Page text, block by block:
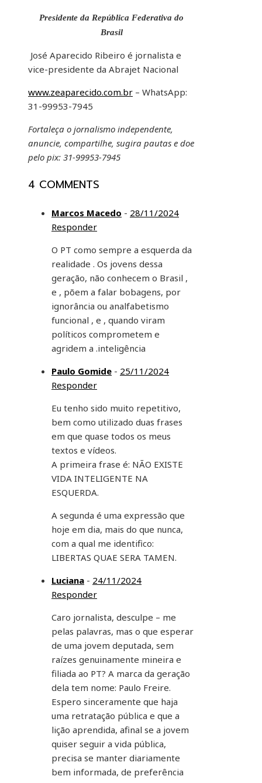
Presidente da República Federativa do
Brasil
José Aparecido Ribeiro é jornalista e
vice-presidente da Abrajet Nacional
www.zeaparecido.com.br – WhatsApp:
31-99953-7945
Fortaleça o jornalismo independente,
anuncie, compartilhe, sugira pautas e doe
pelo pix: 31-99953-7945
4 COMMENTS
Marcos Macedo - 28/11/2024
Responder
O PT como sempre a esquerda da
realidade . Os jovens dessa
geração, não conhecem o Brasil ,
e , põem a falar bobagens, por
ignorância ou analfabetismo
funcional , e , quando viram
políticos comprometem e
agridem a .inteligência
Paulo Gomide - 25/11/2024
Responder
Eu tenho sido muito repetitivo,
bem como utilizado duas frases
em que quase todos os meus
textos e vídeos.
A primeira frase é: NÃO EXISTE
VIDA INTELIGENTE NA
ESQUERDA.
A segunda é uma expressão que
hoje em dia, mais do que nunca,
com a qual me identifico:
LIBERTAS QUAE SERA TAMEN.
Luciana - 24/11/2024
Responder
Caro jornalista, desculpe – me
pelas palavras, mas o que esperar
de uma jovem deputada, sem
raízes genuinamente mineira e
filiada ao PT? A marca da geração
dela tem nome: Paulo Freire.
Espero sinceramente que haja
uma retratação pública e que a
lição aprendida, afinal se a jovem
quiser seguir a vida pública,
precisa se manter diariamente
bem informada, de preferência